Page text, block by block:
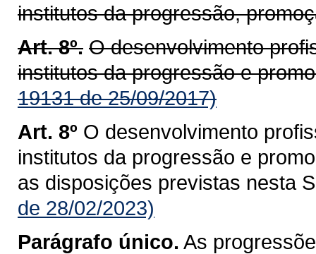
institutos da progressão,
Art. 8º. O desenvolvimento
institutos da progressão e
19131 de 25/09/2017)
Art. 8º O desenvolvimento
institutos da progressão e
as disposições previstas nesta
de 28/02/2023)
Parágrafo único. As